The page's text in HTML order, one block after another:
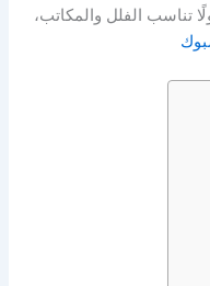
تناسب الفلل والمكاتب،